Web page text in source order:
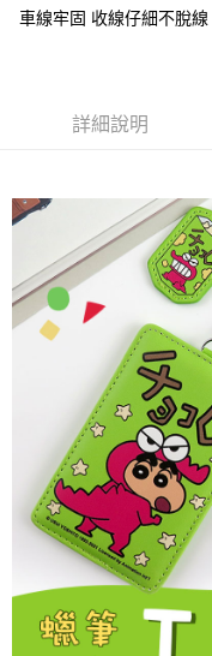
AFTEE先享後付
１．簡單：不需註冊會員、
【「AFTEE先享後付」結帳
１．於結帳方式選擇「
結帳頁面，進行簡訊認證並
２．訂單成立數日內，您將
３．收到繳費通知簡訊後14
ATM／網路銀行／等多元方
※ 請注意：結帳手續完成當
購買商品的店家。未經商家
後付繳納相關費用。
※ 交易是否成功請以「
是否繳費成功／繳費後需取
客戶支援中心」
https://
【注意事項】
１．透過由恩沛科技股份有
易，需依本服務之必要範
權轉讓予恩沛科技股份有限
２．關於個人資料處理事宜
３．未成年的使用者請事
「AFTEE先享後付」，若
運送方式
每筆NT$60，滿NT$499(
付款後全家取貨
每筆NT$60，滿NT$499(
7-11付款取貨
每筆NT$60，滿NT$499(
付款後7-11取貨
每筆NT$60，滿NT$499(
宅配
每筆NT$120，滿
海外宅配
車線牢固 收線仔細不脫
詳細說明